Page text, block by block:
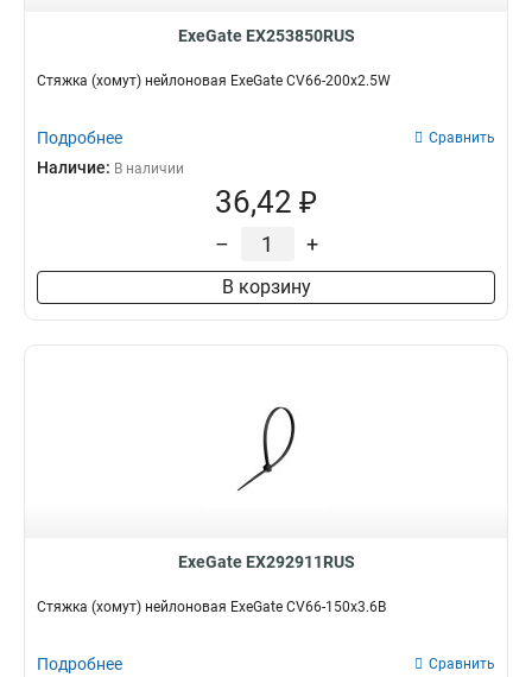
ExeGate EX253850RUS
Стяжка (хомут) нейлоновая ExeGate CV66-200x2.5W
Подробнее Сравнить
Наличие: В наличии
36,42 ₽
– +
В корзину
ExeGate EX292911RUS
Стяжка (хомут) нейлоновая ExeGate CV66-150x3.6B
Подробнее Сравнить